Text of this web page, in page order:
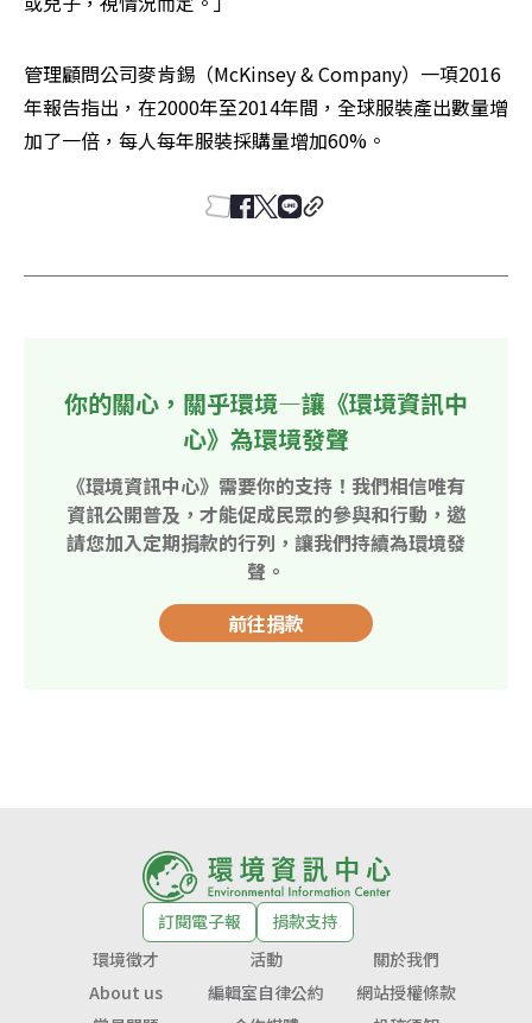
管理顧問公司麥肯錫（McKinsey & Company）一項2016
年報告指出，在2000年至2014年間，全球服裝產出數量增
加了一倍，每人每年服裝採購量增加60%。
你的關心，關乎環境—讓《環境資訊中
心》為環境發聲
《環境資訊中心》需要你的支持！我們相信唯有
資訊公開普及，才能促成民眾的參與和行動，邀
請您加入定期捐款的行列，讓我們持續為環境發
聲。
前往捐款
訂閱電子報
捐款支持
環境徵才
活動
關於我們
About us
編輯室自律公約
網站授權條款